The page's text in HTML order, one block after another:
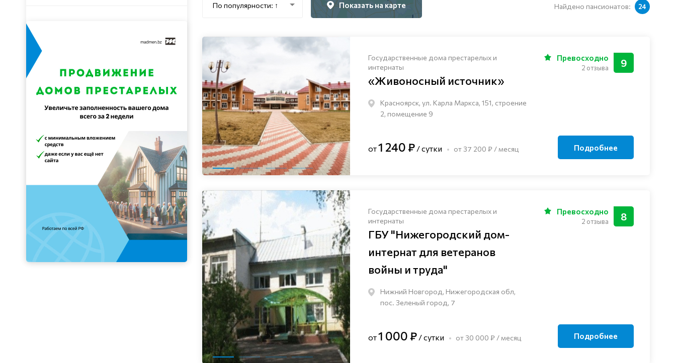
По популярности: ↑ Показать на карте Найдено пансионатов: 24
Государственные дома престарелых и
интернаты
«Живоносный источник»
Красноярск, ул. Карла Маркса, 151, строение
2, помещение 9
9
Превосходно
2 отзыва
от1 240 ₽ / сутки от 37 200 ₽ / месяц Подробнее
Государственные дома престарелых и
интернаты
ГБУ "Нижегородский дом-
интернат для ветеранов
войны и труда"
Нижний Новгород, Нижегородская обл,
пос. Зеленый город, 7
8
Превосходно
2 отзыва
от1 000 ₽ / сутки от 30 000 ₽ / месяц Подробнее